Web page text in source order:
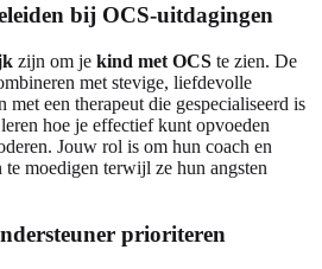
bij OCS-uitdagingen
zijn om je kind met OCS te zien. De
met stevige, liefdevolle
met een therapeut die gespecialiseerd is
hoe je effectief kunt opvoeden
Jouw rol is om hun coach en
te moedigen terwijl ze hun angsten
prioriteren